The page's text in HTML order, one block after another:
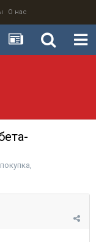
О нас